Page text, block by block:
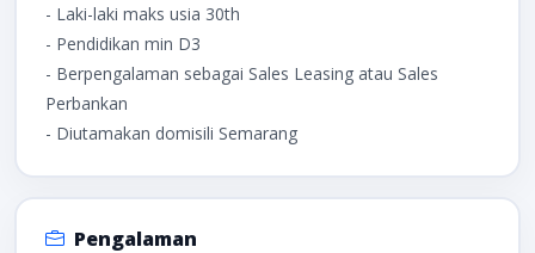
- Laki-laki maks usia 30th
- Pendidikan min D3
- Berpengalaman sebagai Sales Leasing atau Sales
Perbankan
- Diutamakan domisili Semarang
Pengalaman